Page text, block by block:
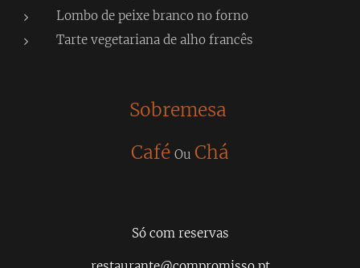
Lombo de peixe branco no forno
Tarte vegetariana de alho francês
Sobremesa
Café Ou Chá
Só com reservas